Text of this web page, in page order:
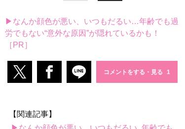
▶なんか顔色が悪い、いつもだるい…年齢でも過
労でもない“意外な原因”が隠れているかも！
［PR］
コメントをする・見る
【関連記事】